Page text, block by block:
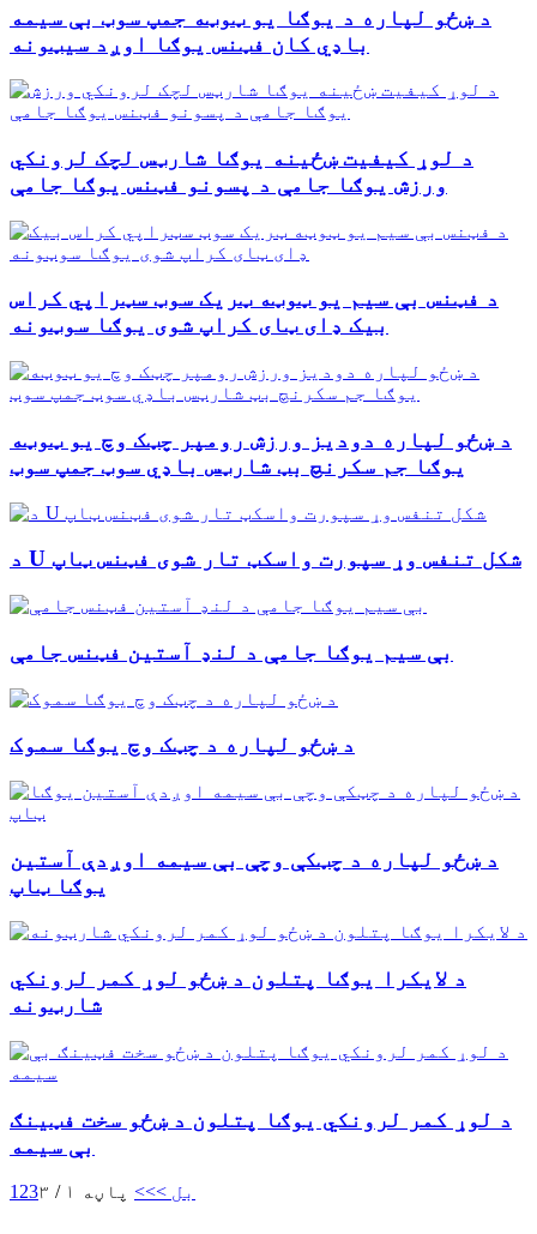
د ښځو لپاره د یوګا یو ټوټه جمپ سوټ بې سیمه
باډي کان فټنس یوګا اوږد سیټونه
د لوړ کیفیت ښځینه یوګا شارټس لچک لرونکي
ورزش یوګا جامې د پسونو فټنس یوګا جامې
د فټنس بې سیم یو ټوټه ټریک سوټ سټراپي کراس
بیک ډای ټای کراپ شوی یوګا سوټونه
د ښځو لپاره دودیز ورزش رومپر چټک وچ یو ټوټه
یوګا جم سکرنچ بټ شارټس باډي سوټ جمپ سوټ
د U شکل تنفس وړ سپورت واسکټ تار شوی فټنس ټاپ
بې سیم یوګا جامې د لنډ آستین فټنس جامې
د ښځو لپاره د چټک وچ یوګا سموک
د ښځو لپاره د چټکې وچې بې سیمه اوږدې آستین
یوګا ټاپ
د لایکرا یوګا پتلون د ښځو لوړ کمر لرونکي
شارټونه
د لوړ کمر لرونکي یوګا پتلون د ښځو سخت فټینګ
بې سیمه
1 23 بل >>> پاڼه ۱ / ۳